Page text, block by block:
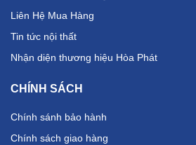
Liên Hệ Mua Hàng
Tin tức nội thất
Nhận diện thương hiệu Hòa Phát
CHÍNH SÁCH
Chính sánh bảo hành
Chính sách giao hàng